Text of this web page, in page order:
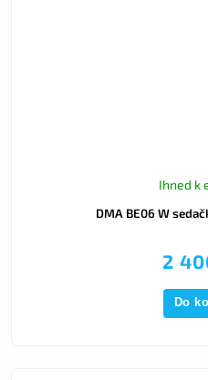
DMA BE06 W
Ihned k
2
Do